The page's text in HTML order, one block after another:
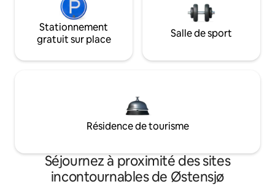
Stationnement
gratuit sur place
Salle de sport
Résidence de tourisme
Séjournez à proximité des sites
incontournables de Østensjø